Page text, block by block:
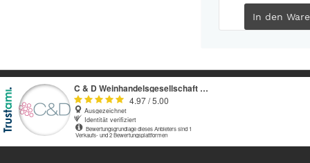
In den